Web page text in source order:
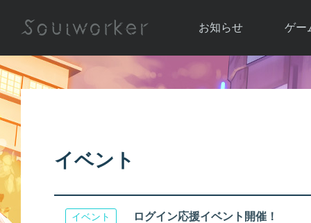
お知らせ
お知らせ一覧
ゲー
ソウ
アップ
イベント
イベント ログイン応援イベント開催！